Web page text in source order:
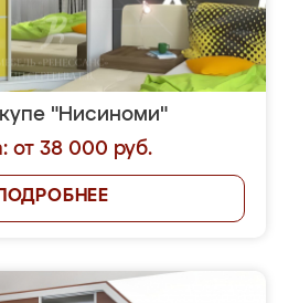
"Нисиноми"
от 38 000 руб.
ПОДРОБНЕЕ